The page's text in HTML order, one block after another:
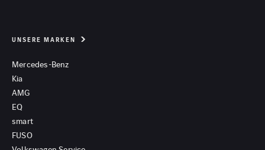
UNSERE MARKEN
Mercedes-Benz
Kia
AMG
EQ
smart
FUSO